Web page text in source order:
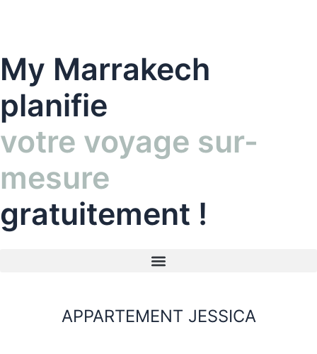
My Marrakech
planifie
votre voyage sur-
mesure
gratuitement !
APPARTEMENT JESSICA